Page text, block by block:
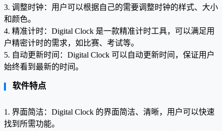
3. 调整时钟：用户可以根据自己的需要调整时钟的样式、大小
和颜色。
4. 精准计时：Digital Clock 是一款精准计时工具，可以满足用
户精密计时的需求，如比赛、考试等。
5. 自动更新时间：Digital Clock 可以自动更新时间，保证用户
始终看到最新的时间。
软件特点
1. 界面简洁：Digital Clock 的界面简洁、清晰，用户可以快速
找到所需功能。